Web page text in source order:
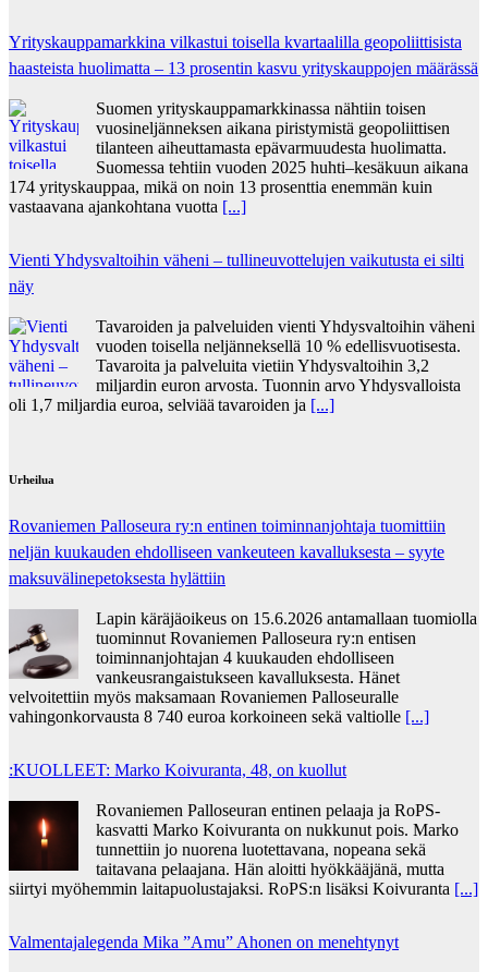
Yrityskauppamarkkina vilkastui toisella kvartaalilla geopoliittisista
haasteista huolimatta – 13 prosentin kasvu yrityskauppojen määrässä
Suomen yrityskauppamarkkinassa nähtiin toisen
vuosineljänneksen aikana piristymistä geopoliittisen
tilanteen aiheuttamasta epävarmuudesta huolimatta.
Suomessa tehtiin vuoden 2025 huhti–kesäkuun aikana
174 yrityskauppaa, mikä on noin 13 prosenttia enemmän kuin
vastaavana ajankohtana vuotta [...]
Vienti Yhdysvaltoihin väheni – tullineuvottelujen vaikutusta ei silti
näy
Tavaroiden ja palveluiden vienti Yhdysvaltoihin väheni
vuoden toisella neljänneksellä 10 % edellisvuotisesta.
Tavaroita ja palveluita vietiin Yhdysvaltoihin 3,2
miljardin euron arvosta. Tuonnin arvo Yhdysvalloista
oli 1,7 miljardia euroa, selviää tavaroiden ja [...]
Urheilua
Rovaniemen Palloseura ry:n entinen toiminnanjohtaja tuo­mit­tiin
neljän kuu­kau­den eh­dol­li­seen van­keu­teen ka­val­luk­ses­ta – syyte
mak­su­vä­li­ne­pe­tok­ses­ta hy­lät­tiin
Lapin käräjäoikeus on 15.6.2026 antamallaan tuomiolla
tuominnut Rovaniemen Palloseura ry:n entisen
toiminnanjohtajan 4 kuukauden ehdolliseen
vankeusrangaistukseen kavalluksesta. Hänet
velvoitettiin myös maksamaan Rovaniemen Palloseuralle
vahingonkorvausta 8 740 euroa korkoineen sekä valtiolle [...]
:KUOLLEET: Marko Koivuranta, 48, on kuollut
Rovaniemen Palloseuran entinen pelaaja ja RoPS-
kasvatti Marko Koivuranta on nukkunut pois. Marko
tunnettiin jo nuorena luotettavana, nopeana sekä
taitavana pelaajana. Hän aloitti hyökkääjänä, mutta
siirtyi myöhemmin laitapuolustajaksi. RoPS:n lisäksi Koivuranta [...]
Valmentajalegenda Mika ”Amu” Ahonen on menehtynyt